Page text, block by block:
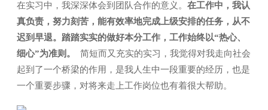
在实习中，我深深体会到团队合作的意义。在工作中，我认
真负责，努力刻苦，能有效率地完成上级安排的任务，从不
迟到早退。踏踏实实的做好本分工作，工作始终以“热⼼、
细⼼”为准则。简短而又充实的实习，我觉得对我走向社会
起到了⼀个桥梁的作用，是我人生中⼀段重要的经历，也是
⼀个重要步骤，对将来走上工作岗位也有着很大帮助。